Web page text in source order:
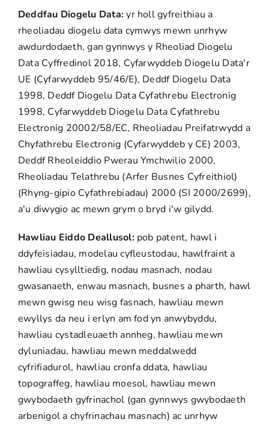
Deddfau Diogelu Data:yr holl gyfreithiau a
rheoliadau diogelu data cymwys mewn unrhyw
awdurdodaeth, gan gynnwys y Rheoliad Diogelu
Data Cyffredinol 2018, Cyfarwyddeb Diogelu Data'r
UE (Cyfarwyddeb 95/46/E), Deddf Diogelu Data
1998, Deddf Diogelu Data Cyfathrebu Electronig
1998, Cyfarwyddeb Diogelu Data Cyfathrebu
Electronig 20002/58/EC, Rheoliadau Preifatrwydd a
Chyfathrebu Electronig (Cyfarwyddeb y CE) 2003,
Deddf Rheoleiddio Pwerau Ymchwilio 2000,
Rheoliadau Telathrebu (Arfer Busnes Cyfreithiol)
(Rhyng-gipio Cyfathrebiadau) 2000 (SI 2000/2699),
a'u diwygio ac mewn grym o bryd i'w gilydd.
Hawliau Eiddo Deallusol:pob patent, hawl i
ddyfeisiadau, modelau cyfleustodau, hawlfraint a
hawliau cysylltiedig, nodau masnach, nodau
gwasanaeth, enwau masnach, busnes a pharth, hawl
mewn gwisg neu wisg fasnach, hawliau mewn
ewyllys da neu i erlyn am fod yn anwybyddu,
hawliau cystadleuaeth annheg, hawliau mewn
dyluniadau, hawliau mewn meddalwedd
cyfrifiadurol, hawliau cronfa ddata, hawliau
topograffeg, hawliau moesol, hawliau mewn
gwybodaeth gyfrinachol (gan gynnwys gwybodaeth
arbenigol a chyfrinachau masnach) ac unrhyw